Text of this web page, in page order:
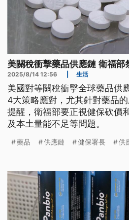
美關稅衝擊藥品供應鏈 衛福部
2025/8/14 12:56 生活
美國對等關稅衝擊全球藥品供
4大策略應對，尤其針對藥品
提醒，衛福部要正視健保砍價
及本土量能不足等問題。
藥品 供應鏈 健保署長 供